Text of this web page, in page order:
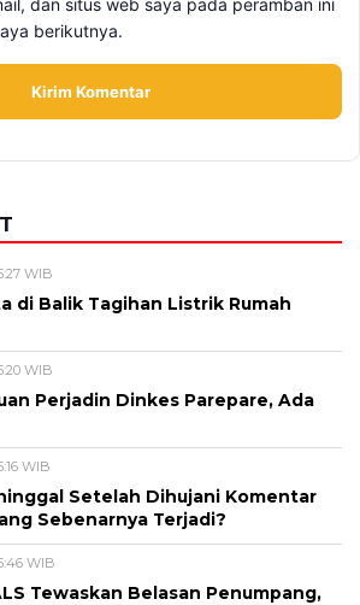
dan situs web saya pada peramban ini
berikutnya.
WIB
di Balik Tagihan Listrik Rumah
WIB
Perjadin Dinkes Parepare, Ada
WIB
Setelah Dihujani Komentar
Sebenarnya Terjadi?
WIB
Tewaskan Belasan Penumpang,